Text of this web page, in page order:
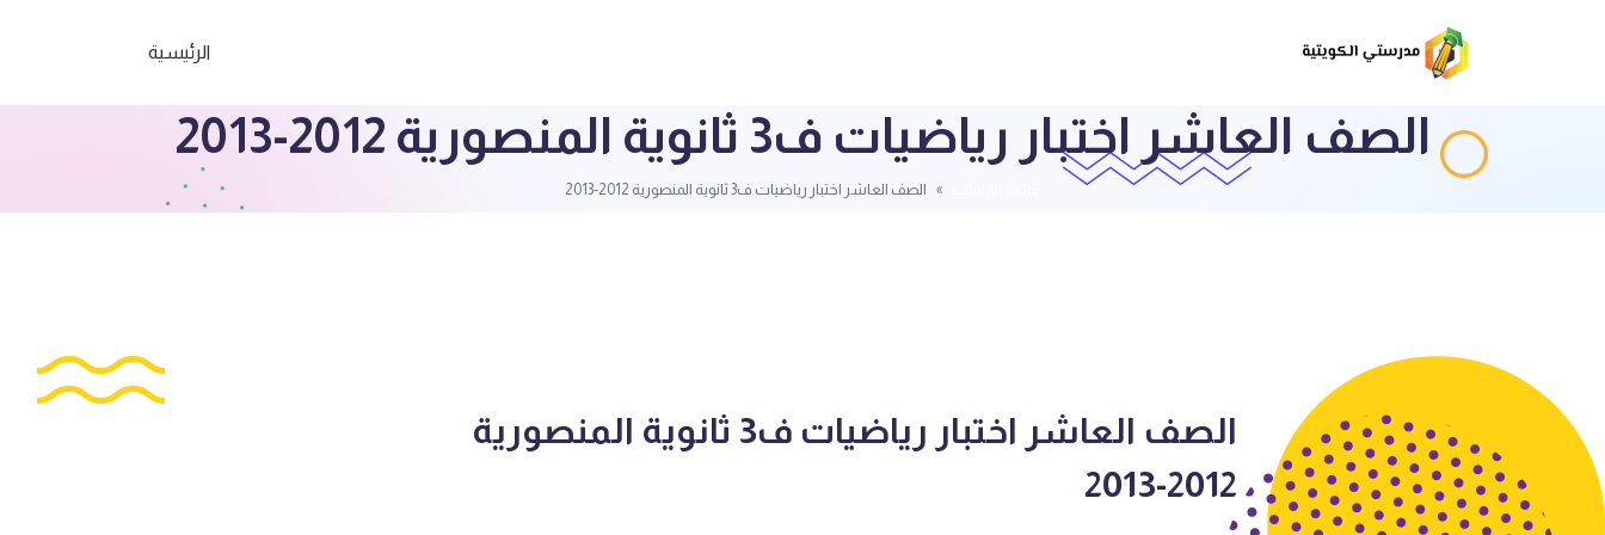
الرئيسية
الصف العاشر اختبار رياضيات ف3 ثانوية المنصورية 2012-2013
الصف العاشر اختبار رياضيات ف3 ثانوية المنصورية 2012-2013
الصف العاشر اختبار رياضيات ف3 ثانوية المنصورية
2012-2013